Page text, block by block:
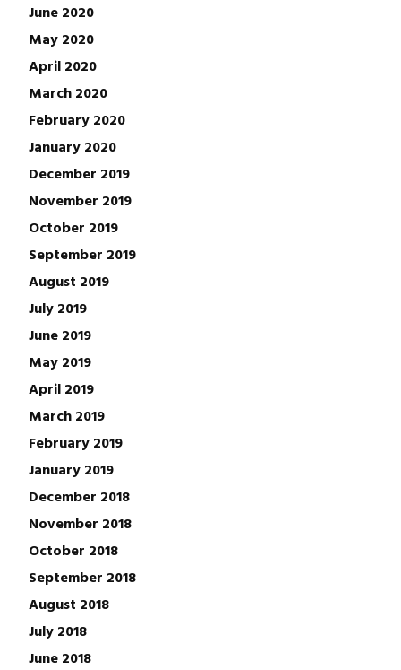
June 2020
May 2020
April 2020
March 2020
February 2020
January 2020
December 2019
November 2019
October 2019
September 2019
August 2019
July 2019
June 2019
May 2019
April 2019
March 2019
February 2019
January 2019
December 2018
November 2018
October 2018
September 2018
August 2018
July 2018
June 2018